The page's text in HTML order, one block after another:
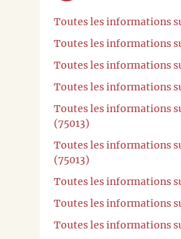
Toutes les informations
Toutes les informations
Toutes les informations
Toutes les informations
Toutes les informations
(75013)
Toutes les informations
(75013)
Toutes les informations
Toutes les informations
Toutes les informations